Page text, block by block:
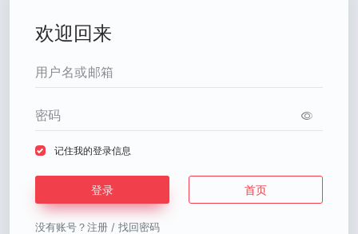
欢迎回来
记住我的登录信息
登录 首页
没有账号？ 注册 / 找回密码